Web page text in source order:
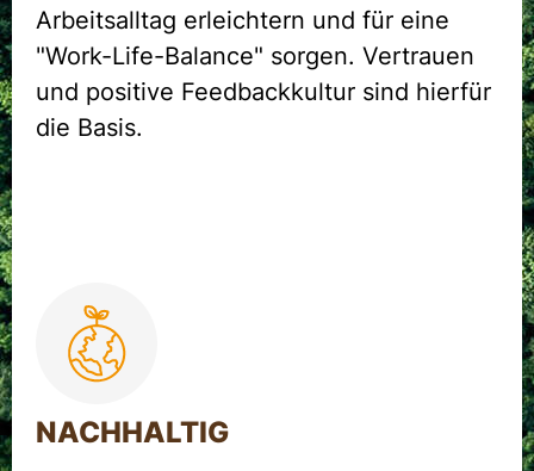
Arbeitsalltag erleichtern und für eine
"Work-Life-Balance" sorgen. Vertrauen
und positive Feedbackkultur sind hierfür
die Basis.
NACHHALTIG